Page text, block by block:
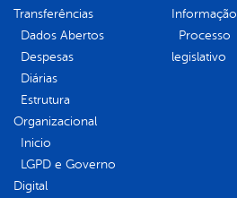
Transferências
Dados Abertos
Despesas
Diárias
Estrutura
Organizacional
Inicio
LGPD e Governo
Digital
Informação
Processo
legislativo